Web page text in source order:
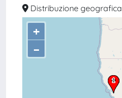
Distribuzione geografica
+
–